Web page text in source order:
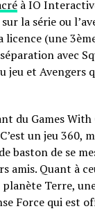
à IO
la série ou
licence (une
avec
jeu et Avengers
du Games
un jeu 360,
baston de se
amis. Quant à
Terre,
Force qui est